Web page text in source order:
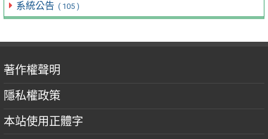
系統公告 ( 105 )
著作權聲明
隱私權政策
本站使用正體字